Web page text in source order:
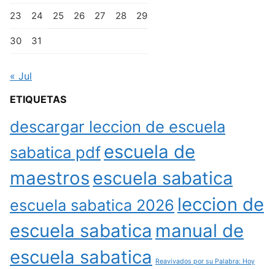
23 24 25 26 27 28 29
30 31
« Jul
ETIQUETAS
descargar leccion de escuela
sabatica pdfescuela de
maestros escuela sabatica
escuela sabatica 2026 leccion de
escuela sabatica manual de
escuela sabatica
Reavivados por su Palabra: Hoy